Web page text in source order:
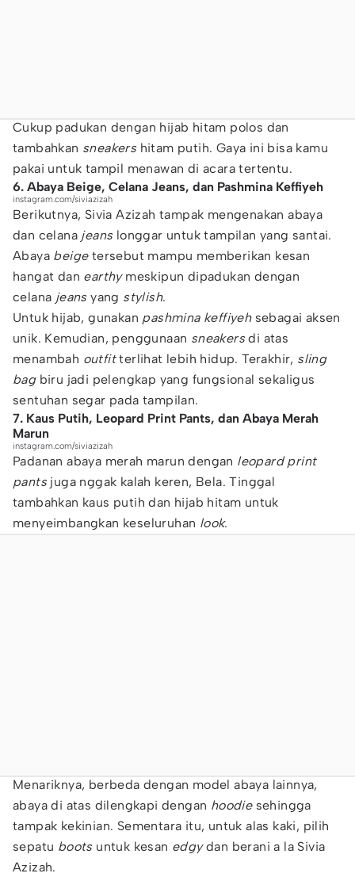
Cukup padukan dengan hijab hitam polos dan
tambahkan sneakers hitam putih. Gaya ini bisa kamu
pakai untuk tampil menawan di acara tertentu.
6. Abaya Beige, Celana Jeans, dan Pashmina Keffiyeh
instagram.com/siviazizah
Berikutnya, Sivia Azizah tampak mengenakan abaya
dan celana jeans longgar untuk tampilan yang santai.
Abaya beige tersebut mampu memberikan kesan
hangat dan earthy meskipun dipadukan dengan
celana jeansyang stylish.
Untuk hijab, gunakan pashmina keffiyehsebagai aksen
unik. Kemudian, penggunaan sneakersdi atas
menambah outfitterlihat lebih hidup. Terakhir, sling
bagbiru jadi pelengkap yang fungsional sekaligus
sentuhan segar pada tampilan.
7. Kaus Putih, Leopard Print Pants, dan Abaya Merah
Marun
instagram.com/siviazizah
Padanan abaya merah marun dengan leopard print
pantsjuga nggak kalah keren, Bela. Tinggal
tambahkan kaus putih dan hijab hitam untuk
menyeimbangkan keseluruhan look.
Menariknya, berbeda dengan model abaya lainnya,
abaya di atas dilengkapi dengan hoodie sehingga
tampak kekinian. Sementara itu, untuk alas kaki, pilih
sepatu boots untuk kesan edgydan berani a la Sivia
Azizah.